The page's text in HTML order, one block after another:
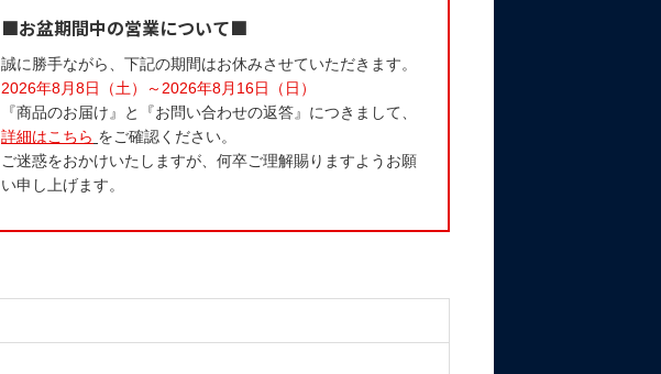
■お盆期間中の営業について■
誠に勝手ながら、下記の期間はお休みさせていただきます。
2026年8月8日（土）～2026年8月16日（日）
『商品のお届け』と『お問い合わせの返答』につきまして、
詳細はこちら をご確認ください。
ご迷惑をおかけいたしますが、何卒ご理解賜りますようお願
い申し上げます。